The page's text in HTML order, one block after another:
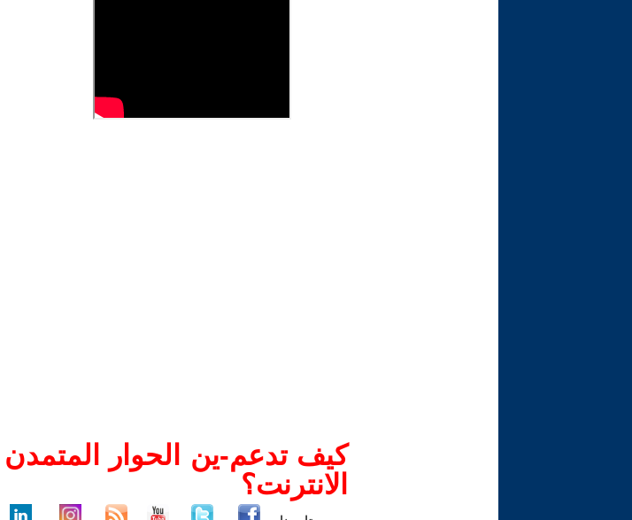
كيف تدعم-ين الحوار المتمدن
الانترنت؟